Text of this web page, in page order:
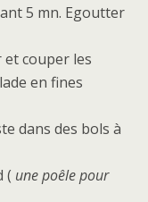
5 mn. Egoutter
et couper les
en fines
dans des bols à
( une poêle pour